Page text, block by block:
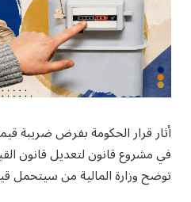
أثار قرار الحكومة بفرض ضريبة
في مشروع قانون لتعديل قانون
توضح وزارة المالية من سيتحمل